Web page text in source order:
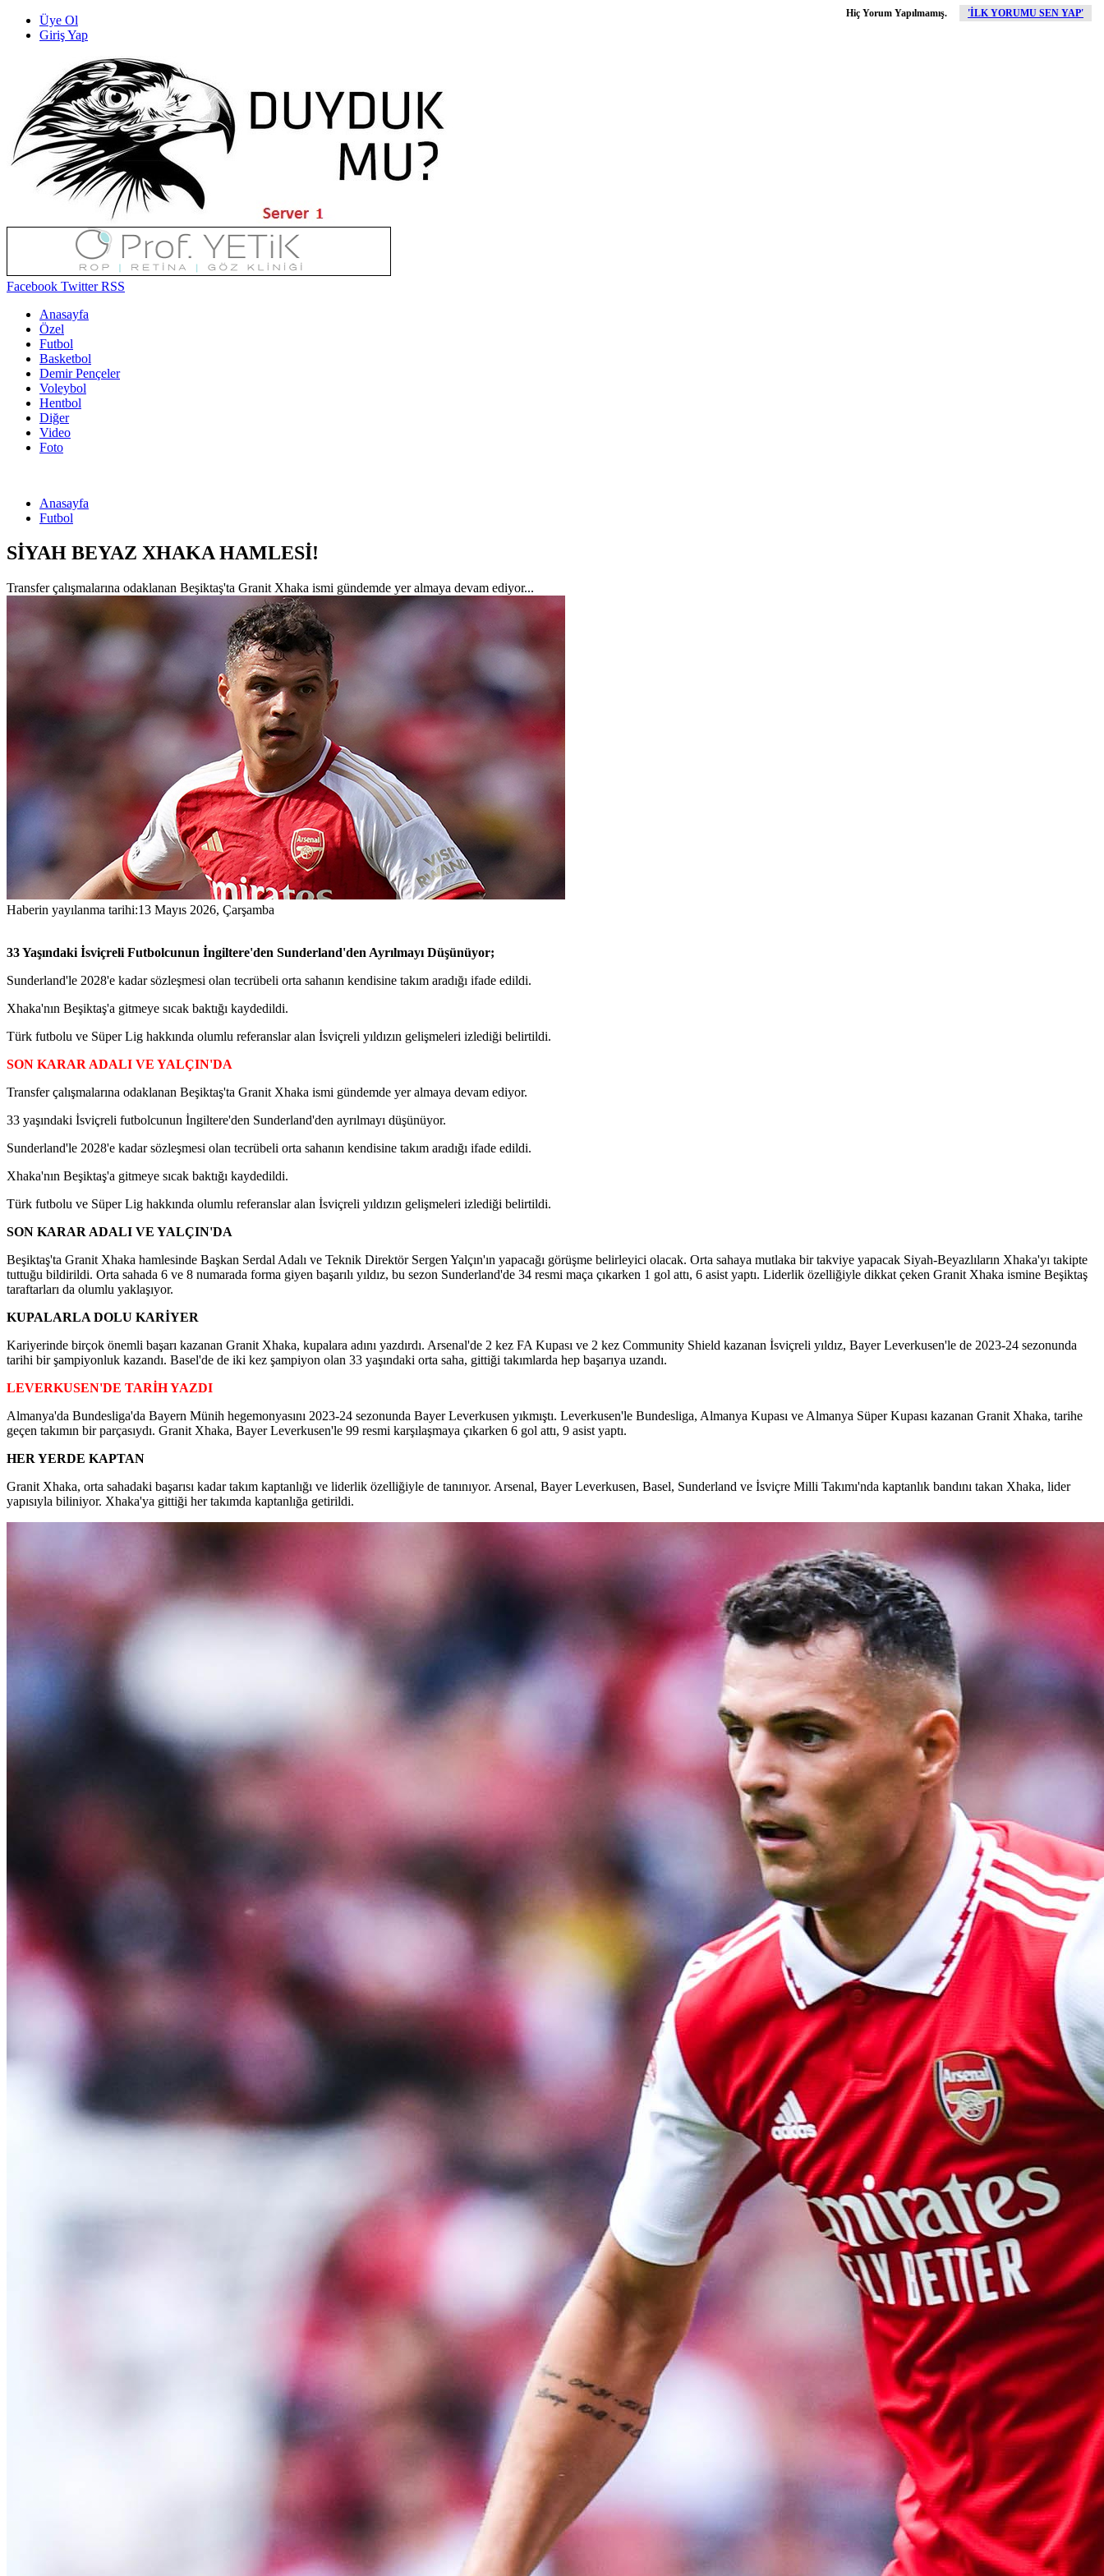
Üye Ol
Giriş Yap
Facebook TwitterRSS
Anasayfa
Özel
Futbol
Basketbol
Demir Pençeler
Voleybol
Hentbol
Diğer
Video
Foto
Anasayfa
Futbol
SİYAH BEYAZ XHAKA HAMLESİ!
Transfer çalışmalarına odaklanan Beşiktaş'ta Granit Xhaka ismi gündemde yer almaya devam ediyor...
Haberin yayılanma tarihi:13 Mayıs 2026, Çarşamba
33 Yaşındaki İsviçreli Futbolcunun İngiltere'den Sunderland'den Ayrılmayı Düşünüyor;
Sunderland'le 2028'e kadar sözleşmesi olan tecrübeli orta sahanın kendisine takım aradığı ifade edildi.
Xhaka'nın Beşiktaş'a gitmeye sıcak baktığı kaydedildi.
Türk futbolu ve Süper Lig hakkında olumlu referanslar alan İsviçreli yıldızın gelişmeleri izlediği belirtildi.
SON KARAR ADALI VE YALÇIN'DA
Transfer çalışmalarına odaklanan Beşiktaş'ta Granit Xhaka ismi gündemde yer almaya devam ediyor.
33 yaşındaki İsviçreli futbolcunun İngiltere'den Sunderland'den ayrılmayı düşünüyor.
Sunderland'le 2028'e kadar sözleşmesi olan tecrübeli orta sahanın kendisine takım aradığı ifade edildi.
Xhaka'nın Beşiktaş'a gitmeye sıcak baktığı kaydedildi.
Türk futbolu ve Süper Lig hakkında olumlu referanslar alan İsviçreli yıldızın gelişmeleri izlediği belirtildi.
SON KARAR ADALI VE YALÇIN'DA
Beşiktaş'ta Granit Xhaka hamlesinde Başkan Serdal Adalı ve Teknik Direktör Sergen Yalçın'ın yapacağı görüşme belirleyici olacak. Orta sahaya mutlaka bir takviye yapacak Siyah-Beyazlıların Xhaka'yı takipte
tuttuğu bildirildi. Orta sahada 6 ve 8 numarada forma giyen başarılı yıldız, bu sezon Sunderland'de 34 resmi maça çıkarken 1 gol attı, 6 asist yaptı. Liderlik özelliğiyle dikkat çeken Granit Xhaka ismine Beşiktaş
taraftarları da olumlu yaklaşıyor.
KUPALARLA DOLU KARİYER
Kariyerinde birçok önemli başarı kazanan Granit Xhaka, kupalara adını yazdırdı. Arsenal'de 2 kez FA Kupası ve 2 kez Community Shield kazanan İsviçreli yıldız, Bayer Leverkusen'le de 2023-24 sezonunda
tarihi bir şampiyonluk kazandı. Basel'de de iki kez şampiyon olan 33 yaşındaki orta saha, gittiği takımlarda hep başarıya uzandı.
LEVERKUSEN'DE TARİH YAZDI
Almanya'da Bundesliga'da Bayern Münih hegemonyasını 2023-24 sezonunda Bayer Leverkusen yıkmıştı. Leverkusen'le Bundesliga, Almanya Kupası ve Almanya Süper Kupası kazanan Granit Xhaka, tarihe
geçen takımın bir parçasıydı. Granit Xhaka, Bayer Leverkusen'le 99 resmi karşılaşmaya çıkarken 6 gol attı, 9 asist yaptı.
HER YERDE KAPTAN
Granit Xhaka, orta sahadaki başarısı kadar takım kaptanlığı ve liderlik özelliğiyle de tanınıyor. Arsenal, Bayer Leverkusen, Basel, Sunderland ve İsviçre Milli Takımı'nda kaptanlık bandını takan Xhaka, lider
yapısıyla biliniyor. Xhaka'ya gittiği her takımda kaptanlığa getirildi.
Hiç Yorum Yapılmamış. 'İLK YORUMU SEN YAP'